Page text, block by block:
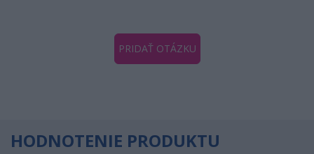
PRIDAŤ OTÁZKU
HODNOTENIE PRODUKTU